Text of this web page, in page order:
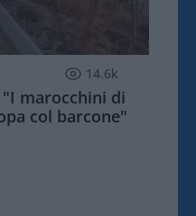
14.6k
marocchini di
col barcone"